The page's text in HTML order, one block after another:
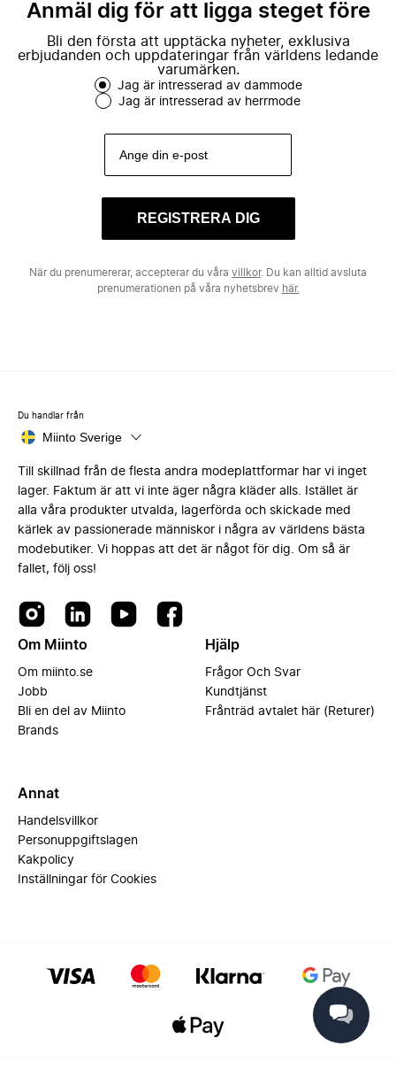
Anmäl dig för att ligga steget före
Bli den första att upptäcka nyheter, exklusiva
erbjudanden och uppdateringar från världens ledande
varumärken.
Jag är intresserad av dammode
Jag är intresserad av herrmode
REGISTRERA DIG
När du prenumererar, accepterar du våra villkor. Du kan alltid avsluta
prenumerationen på våra nyhetsbrev här.
Du handlar från
Miinto Sverige
Till skillnad från de flesta andra modeplattformar har vi inget
lager. Faktum är att vi inte äger några kläder alls. Istället är
alla våra produkter utvalda, lagerförda och skickade med
kärlek av passionerade människor i några av världens bästa
modebutiker. Vi hoppas att det är något för dig. Om så är
fallet, följ oss!
Om Miinto
Om miinto.se
Jobb
Bli en del av Miinto
Brands
Hjälp
Frågor Och Svar
Kundtjänst
Frånträd avtalet här (Returer)
Annat
Handelsvillkor
Personuppgiftslagen
Kakpolicy
Inställningar för Cookies